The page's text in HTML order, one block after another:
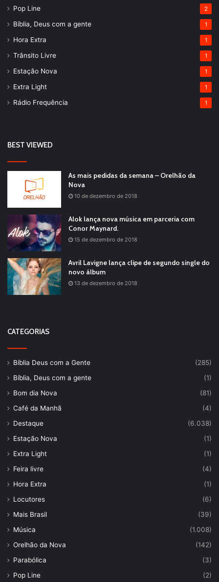
Pop Line 2
Bíblia, Deus com a gente 1
Hora Extra 1
Trânsito Livre 1
Estação Nova 1
Extra Light 1
Rádio Frequência 1
BEST VIEWED
As mais pedidas da semana – Orelhão da
Nova
10 de dezembro de 2018
Alok lança nova música em parceria com
Conor Maynard.
15 de dezembro de 2018
Avril Lavigne lança clipe de segundo single do
novo álbum
13 de dezembro de 2018
CATEGORIAS
Bíblia Deus com a Gente
(285)
Bíblia, Deus com a gente
(1)
Bom dia Nova
(81)
Café da Manhã
(4)
Destaque
(6.038)
Estação Nova
(1)
Extra Light
(1)
Feira livre
(4)
Hora Extra
(1)
Locutores
(6)
Mais Brasil
(39)
Música
(1.008)
Orelhão da Nova
(142)
Parabólica
(3)
Pop Line
(2)